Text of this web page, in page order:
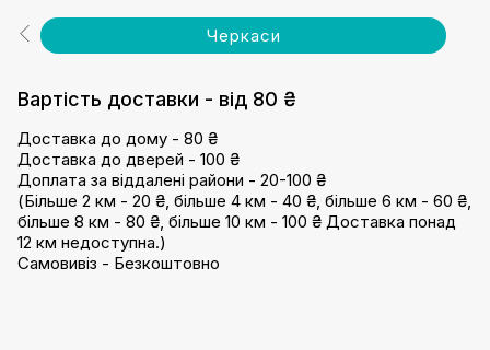
Черкаси
Вартість доставки - від 80 ₴
Доставка до дому - 80 ₴
Доставка до дверей - 100 ₴
Доплата за віддалені райони - 20-100 ₴
(Більше 2 км - 20 ₴, більше 4 км - 40 ₴, більше 6 км - 60 ₴,
більше 8 км - 80 ₴, більше 10 км - 100 ₴ Доставка понад
12 км недоступна.)
Самовивіз - Безкоштовно